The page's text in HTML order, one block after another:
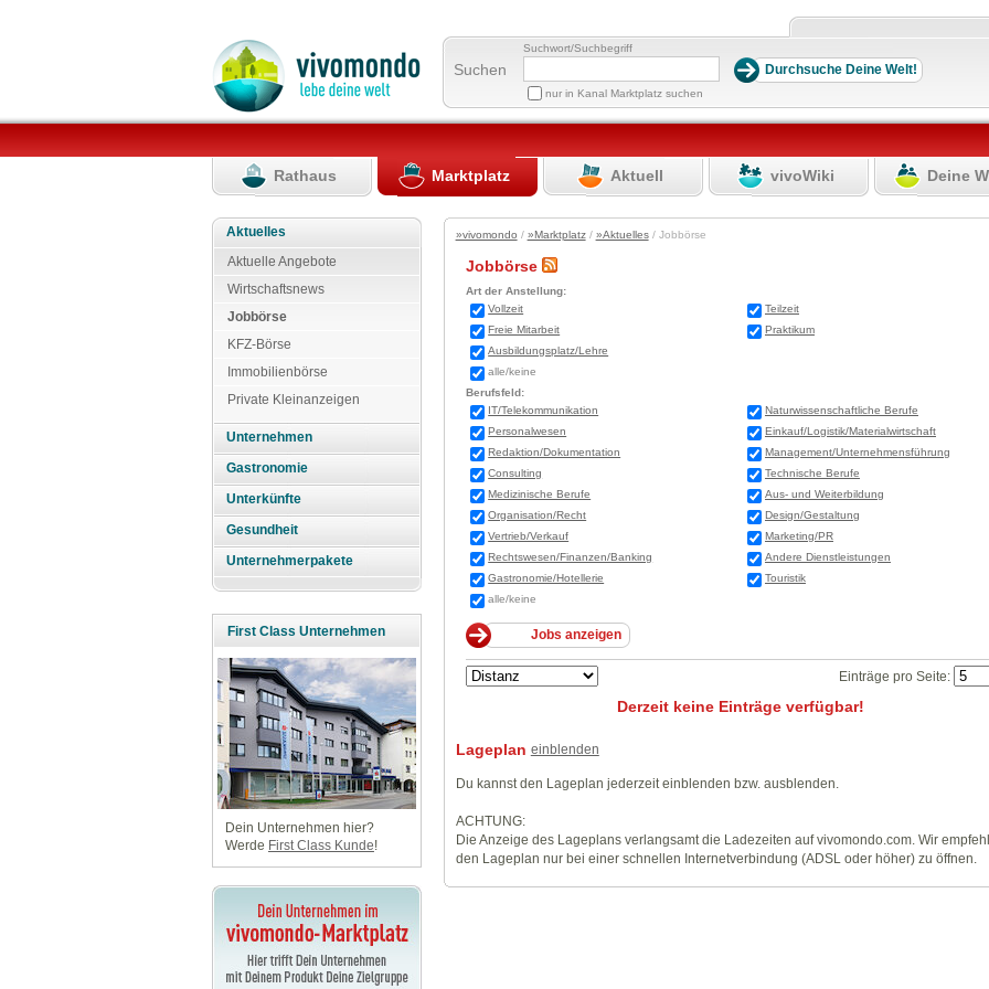
Suchen
Suchwort/Suchbegriff
nur in Kanal Marktplatz suchen
Rathaus Marktplatz Aktuell vivoWiki Deine
Aktuelles
Aktuelle Angebote
Wirtschaftsnews
Jobbörse
KFZ-Börse
Immobilienbörse
Private Kleinanzeigen
Unternehmen
Gastronomie
Unterkünfte
Gesundheit
Unternehmerpakete
First Class Unternehmen
Dein Unternehmen hier?
Werde First Class Kunde!
»vivomondo / »Marktplatz/ »Aktuelles/ Jobbörse
Jobbörse
Art der Anstellung:
Vollzeit
Teilzeit
Freie Mitarbeit
Praktikum
Ausbildungsplatz/Lehre
alle/keine
Berufsfeld:
IT/Telekommunikation
Naturwissenschaftliche Berufe
Personalwesen
Einkauf/Logistik/Materialwirtschaft
Redaktion/Dokumentation
Management/Unternehmensführung
Consulting
Technische Berufe
Medizinische Berufe
Aus- und Weiterbildung
Organisation/Recht
Design/Gestaltung
Vertrieb/Verkauf
Marketing/PR
Rechtswesen/Finanzen/Banking
Andere Dienstleistungen
Gastronomie/Hotellerie
Touristik
alle/keine
Einträge pro Seite:
Derzeit keine Einträge verfügbar!
Lageplan einblenden
Du kannst den Lageplan jederzeit einblenden bzw. ausblenden.
ACHTUNG:
Die Anzeige des Lageplans verlangsamt die Ladezeiten auf vivomondo.com. Wir
den Lageplan nur bei einer schnellen Internetverbindung (ADSL oder höher) zu öffnen.